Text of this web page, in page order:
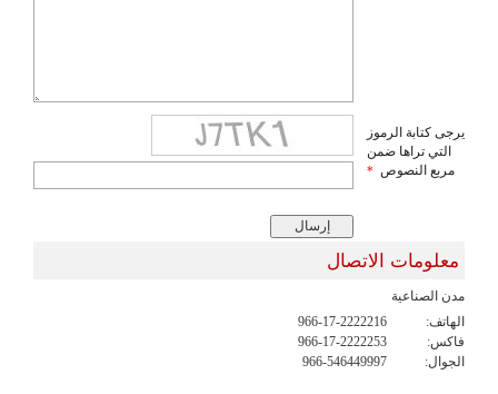
يرجى كتابة الرموز
التي تراها ضمن
مربع النصوص *
معلومات الاتصال
مدن الصناعية
الهاتف:
966-17-2222216
فاكس:
966-17-2222253
الجوال:
966-546449997